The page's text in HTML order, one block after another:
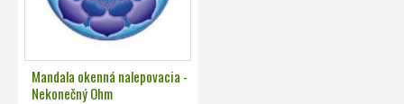
Mandala okenná nalepovacia -
Nekonečný Ohm